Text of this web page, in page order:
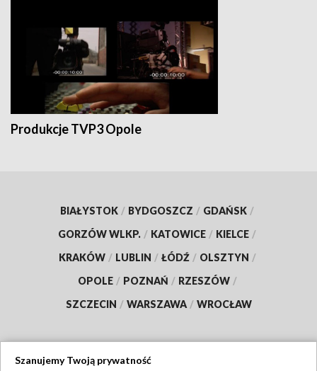
Produkcje TVP3 Opole
BIAŁYSTOK / BYDGOSZCZ / GDAŃSK /
GORZÓW WLKP. / KATOWICE / KIELCE /
KRAKÓW / LUBLIN / ŁÓDŹ / OLSZTYN /
OPOLE / POZNAŃ / RZESZÓW /
SZCZECIN / WARSZAWA / WROCŁAW
Szanujemy Twoją prywatność